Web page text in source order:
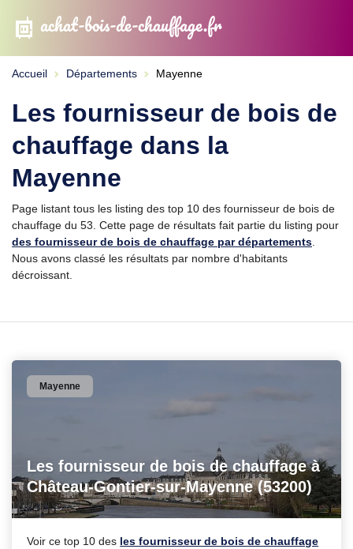
achat-bois-de-chauffage.fr
Accueil Départements Mayenne
Les fournisseur de bois de
chauffage dans la
Mayenne
Page listant tous les listing des top 10 des fournisseur de bois de
chauffage du 53. Cette page de résultats fait partie du listing pour
des fournisseur de bois de chauffage par départements
Nous avons classé les résultats par nombre d'habitants
décroissant.
Les fournisseur de bois de chauffage à
Château-Gontier-sur-Mayenne (53200)
Mayenne
Voir ce top 10 des les fournisseur de bois de chauffage